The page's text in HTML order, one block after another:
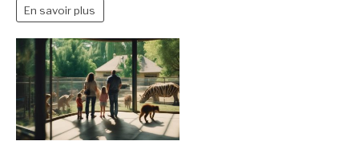
Lamothe-
Montravel
:
sécurisez
votre
transaction
En savoir plus